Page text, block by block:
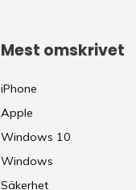
Mest omskrivet
iPhone
Apple
Windows 10
Windows
Säkerhet